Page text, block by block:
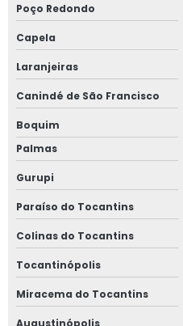
Poço Redondo
Capela
Laranjeiras
Canindé de São Francisco
Boquim
Palmas
Gurupi
Paraíso do Tocantins
Colinas do Tocantins
Tocantinópolis
Miracema do Tocantins
Augustinópolis